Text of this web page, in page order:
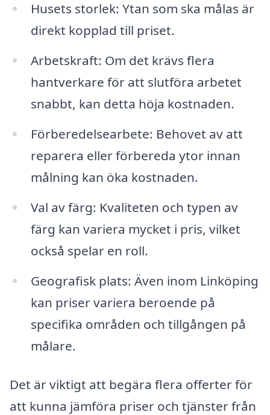
Husets storlek: Ytan som ska målas är
direkt kopplad till priset.
Arbetskraft: Om det krävs flera
hantverkare för att slutföra arbetet
snabbt, kan detta höja kostnaden.
Förberedelsearbete: Behovet av att
reparera eller förbereda ytor innan
målning kan öka kostnaden.
Val av färg: Kvaliteten och typen av
färg kan variera mycket i pris, vilket
också spelar en roll.
Geografisk plats: Även inom Linköping
kan priser variera beroende på
specifika områden och tillgången på
målare.
Det är viktigt att begära flera offerter för
att kunna jämföra priser och tjänster från